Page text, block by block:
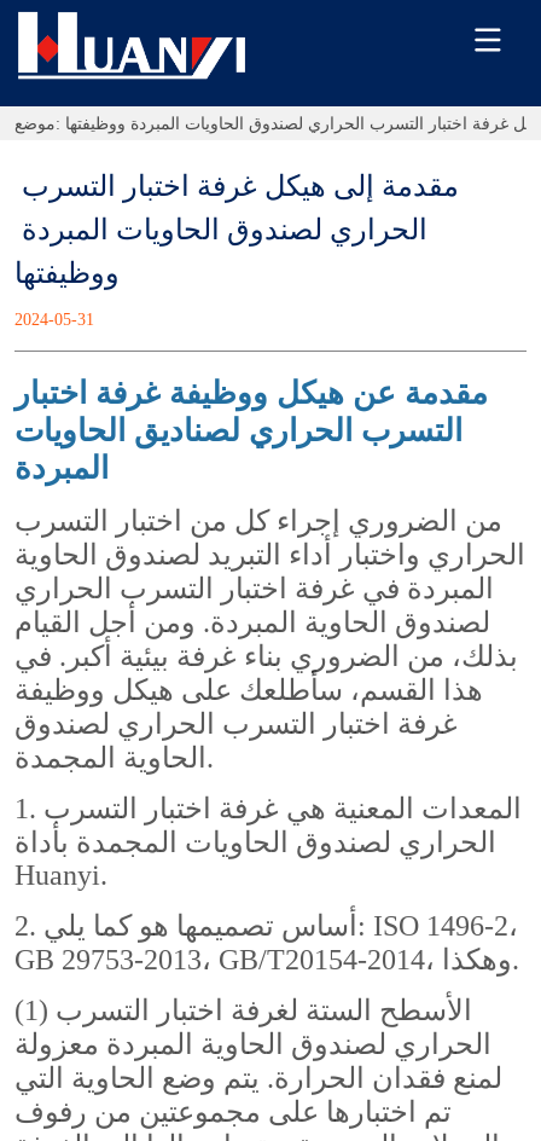
موضع: غرفة اختبار التسرب الحراري لصندوق الحاويات المبردة ووظيفتها
ووظيفتها
2024-05-31